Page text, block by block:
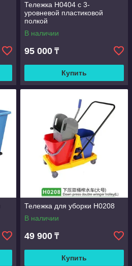
Тележка H0404 с 3-
уровневой пластиковой
полкой
В наличии
95 000 ₸
Купить
Тележка для уборки Н0208
В наличии
49 900 ₸
Купить